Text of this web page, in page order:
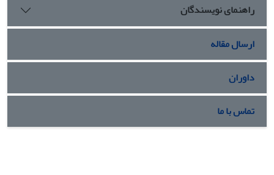
راهنمای نویسندگان
ارسال مقاله
داوران
تماس با ما